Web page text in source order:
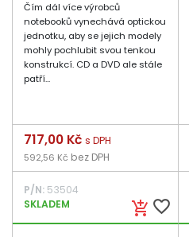
Čím dál více výrobců
notebooků vynechává optickou
jednotku, aby se jejich modely
mohly pochlubit svou tenkou
konstrukcí. CD a DVD ale stále
patří...
add_shopping_cart favorite_border
Cena
717,00 Kč s DPH
592,56 Kč bez DPH
P/N: 53504
SKLADEM